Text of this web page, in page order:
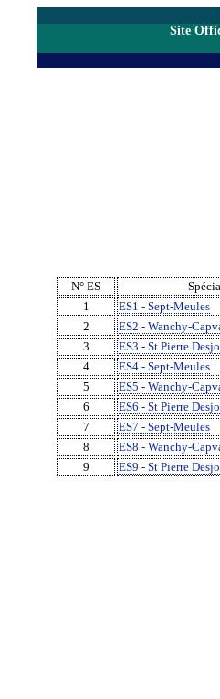
Site
N° ES
1
ES1 - Sept-Meules
2
ES2 - Wanchy-
3
ES3 - St Pierre
4
ES4 - Sept-Meules
5
ES5 - Wanchy-
6
ES6 - St Pierre
7
ES7 - Sept-Meules
8
ES8 - Wanchy-
9
ES9 - St Pierre